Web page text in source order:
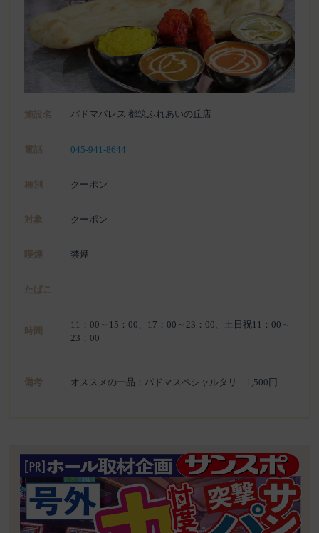
施設名 パドマパレス 都筑ふれあいの丘店
電話 045-941-8644
種別 クーポン
対象 クーポン
喫煙 禁煙
たばこ
時間
11：00～15：00、17：00～23：00、土日祝11：00～
23：00
備考 オススメの一品：パドマスペシャルタリ 1,500円